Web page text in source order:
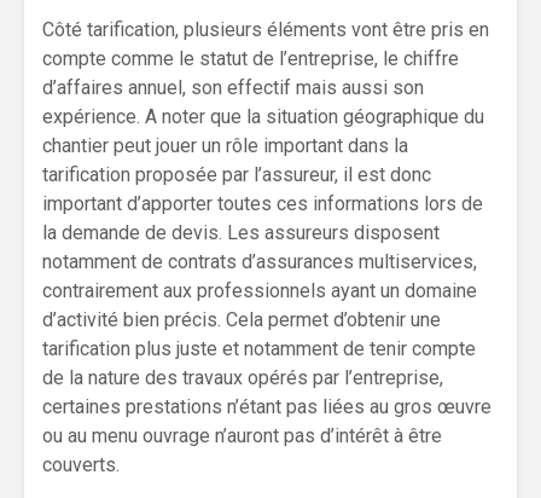
Côté tarification, plusieurs éléments vont être pris en
compte comme le statut de l’entreprise, le chiffre
d’affaires annuel, son effectif mais aussi son
expérience. A noter que la situation géographique du
chantier peut jouer un rôle important dans la
tarification proposée par l’assureur, il est donc
important d’apporter toutes ces informations lors de
la demande de devis. Les assureurs disposent
notamment de contrats d’assurances multiservices,
contrairement aux professionnels ayant un domaine
d’activité bien précis. Cela permet d’obtenir une
tarification plus juste et notamment de tenir compte
de la nature des travaux opérés par l’entreprise,
certaines prestations n’étant pas liées au gros œuvre
ou au menu ouvrage n’auront pas d’intérêt à être
couverts.